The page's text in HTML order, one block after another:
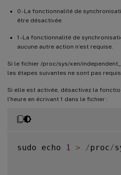
0 - La fonctionnalité de
être désactivée.
1 - La fonctionnalité de
aucune autre action n’est requise.
Si le fichier /proc/sys/xen/
les étapes suivantes ne sont pas
Si elle est activée, désactivez la
l’heure en écrivant 1 dans le fichier :
sudo echo 1 > /proc/